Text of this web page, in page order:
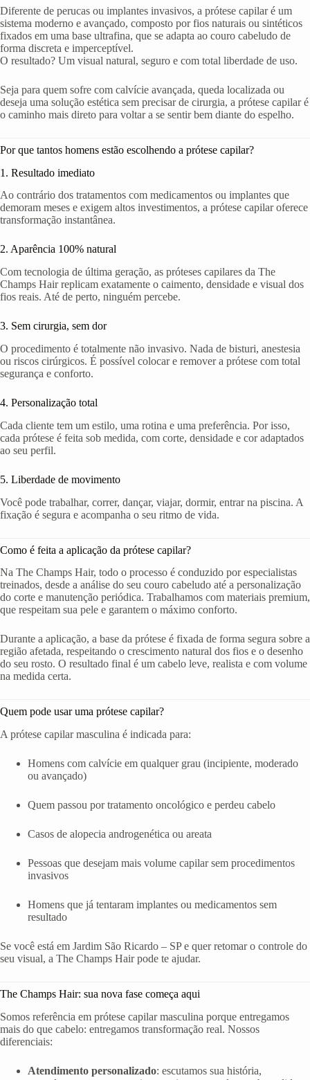
Diferente de perucas ou implantes invasivos, a prótese capilar é um
sistema moderno e avançado, composto por fios naturais ou sintéticos
fixados em uma base ultrafina, que se adapta ao couro cabeludo de
forma discreta e imperceptível.
O resultado? Um visual natural, seguro e com total liberdade de uso.
Seja para quem sofre com calvície avançada, queda localizada ou
deseja uma solução estética sem precisar de cirurgia, a prótese capilar é
o caminho mais direto para voltar a se sentir bem diante do espelho.
Por que tantos homens estão escolhendo a prótese capilar?
1. Resultado imediato
Ao contrário dos tratamentos com medicamentos ou implantes que
demoram meses e exigem altos investimentos, a prótese capilar oferece
transformação instantânea.
2. Aparência 100% natural
Com tecnologia de última geração, as próteses capilares da The
Champs Hair replicam exatamente o caimento, densidade e visual dos
fios reais. Até de perto, ninguém percebe.
3. Sem cirurgia, sem dor
O procedimento é totalmente não invasivo. Nada de bisturi, anestesia
ou riscos cirúrgicos. É possível colocar e remover a prótese com total
segurança e conforto.
4. Personalização total
Cada cliente tem um estilo, uma rotina e uma preferência. Por isso,
cada prótese é feita sob medida, com corte, densidade e cor adaptados
ao seu perfil.
5. Liberdade de movimento
Você pode trabalhar, correr, dançar, viajar, dormir, entrar na piscina. A
fixação é segura e acompanha o seu ritmo de vida.
Como é feita a aplicação da prótese capilar?
Na The Champs Hair, todo o processo é conduzido por especialistas
treinados, desde a análise do seu couro cabeludo até a personalização
do corte e manutenção periódica. Trabalhamos com materiais premium,
que respeitam sua pele e garantem o máximo conforto.
Durante a aplicação, a base da prótese é fixada de forma segura sobre a
região afetada, respeitando o crescimento natural dos fios e o desenho
do seu rosto. O resultado final é um cabelo leve, realista e com volume
na medida certa.
Quem pode usar uma prótese capilar?
A prótese capilar masculina é indicada para:
Homens com calvície em qualquer grau (incipiente, moderado
ou avançado)
Quem passou por tratamento oncológico e perdeu cabelo
Casos de alopecia androgenética ou areata
Pessoas que desejam mais volume capilar sem procedimentos
invasivos
Homens que já tentaram implantes ou medicamentos sem
resultado
Se você está em Jardim São Ricardo – SP e quer retomar o controle do
seu visual, a The Champs Hair pode te ajudar.
The Champs Hair: sua nova fase começa aqui
Somos referência em prótese capilar masculina porque entregamos
mais do que cabelo: entregamos transformação real. Nossos
diferenciais:
Atendimento personalizado: escutamos sua história,